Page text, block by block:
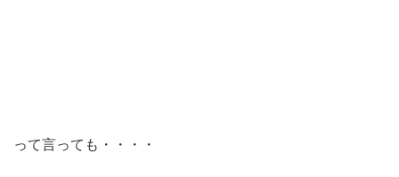
って言っても・・・・